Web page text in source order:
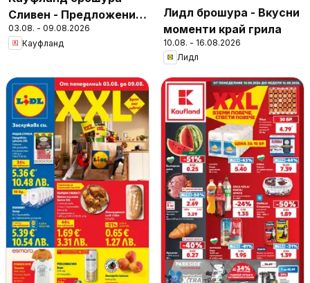
Сливен - Предложения
за цялото семейство
03.08. - 09.08.2026
Кауфланд
Лидл брошура - Вкусни
моменти край грила
10.08. - 16.08.2026
Лидл